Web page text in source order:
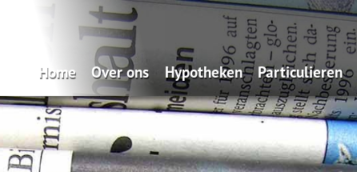
Home Over ons
Zo makkelijk: onze Service App
Wat doen wij?
Hypotheken
Oeps, een hypotheek (filmpje)
Actuele hypotheekrentes
Particulieren
Verzekeren
Pensioen